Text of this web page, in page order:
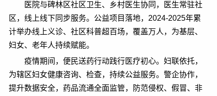
医院与碑林区社区卫生、乡村医生协同，医生常驻社
区，线上线下同步服务。公益项目落地，2024-2025年累
计举办线上义诊、社区科普超百场，覆盖万人，为基层、
妇女、老年人持续赋能。
疫情期间，便民送药行动践行医疗初心。妇联依托，
为辖区妇女健康咨询、检查，持续公益服务。警企协作，
提升数据安全，药品流通全面监管，防范侵权、假冒、非